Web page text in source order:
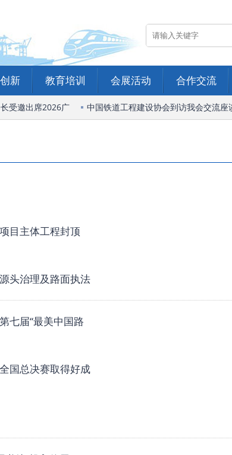
新 教育培训 会展活动 合作交流
受邀出席2026广 中国铁道工程建设协会到访我会交流座谈
目主体工程封顶
头治理及路面执法
七届“最美中国路
国总决赛取得好成